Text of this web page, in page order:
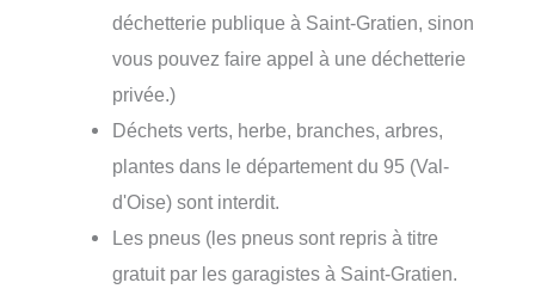
déchetterie publique à Saint-Gratien, sinon
vous pouvez faire appel à une déchetterie
privée.)
Déchets verts, herbe, branches, arbres,
plantes dans le département du 95 (Val-
d'Oise) sont interdit.
Les pneus (les pneus sont repris à titre
gratuit par les garagistes à Saint-Gratien.